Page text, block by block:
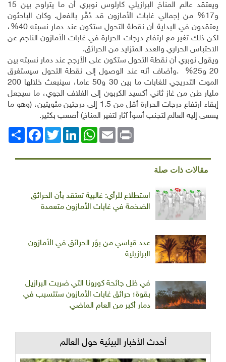
ويعتقد عالم المناخ البرازيلي كارلوس نوبري أن ما يتراوح بين 15
و17% من إجمالي غابات الأمازون قد دُمِّر بالفعل. وكان الباحثون
يعتقدون في البداية أن نقطة التحول ستكون عند دمار نسبته 40%،
لكن ذلك تغير مع ارتفاع درجات الحرارة في غابات الأمازون الناجم عن
الاحتباس الحراري والعدد المتزايد من الحرائق.
ويقول نوبري أن نقطة التحول ستكون على الأرجح عند دمار نسبته بين
20 و25%
.وأضاف أنه عند الوصول إلى نقطة التحول سيستغرق
الموت التدريجي للغابات ما بين 30 و50 عاما، سينبعث خلالها 200
مليار طن من غاز ثاني أكسيد الكربون إلى الغلاف الجوي، ما سيجعل
إبقاء ارتفاع درجات الحرارة أقل من 1.5 إلى درجتين مئويتين، (وهو ما
يسعى إليه العالم لتجنب أسوأ آثار لتغير المناخ) أصعب بكثير.
انشر
FacebookTwitterLinkedIn
WhatsAppEmail Print
مقالات ذات صلة
استطلاع للرأي: غالبية تعتقد بأن الحرائق
الضخمة في غابات الأمازون متعمدة
عدد قياسي من بؤر الحرائق في الأمازون
البرازيلية
في ظل جائحة كورونا التي ضربت البرازيل
بقوة؛ حرائق غابات الأمازون ستتسبب في
دمار أكبر من العام الماضي
أحدث الأخبار البيئية حول العالم